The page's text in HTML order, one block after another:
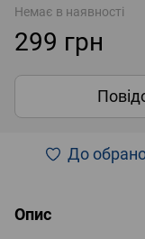
Немає в наявності
299 грн
До
Опис